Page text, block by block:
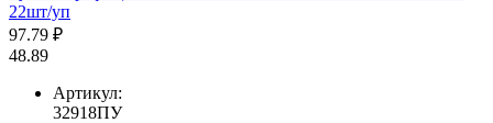
22шт/уп
97.79 ₽
48.89
Артикул:
32918ПУ